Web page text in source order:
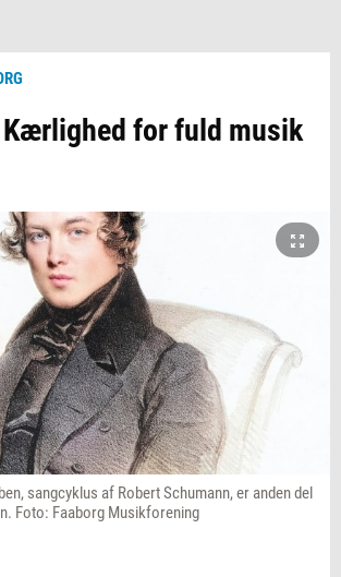
Kærlighed for fuld musik
sangcyklus af Robert Schumann, er anden del
Foto: Faaborg Musikforening